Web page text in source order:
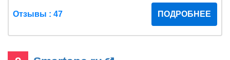
Отзывы : 47 ПОДРОБНЕЕ